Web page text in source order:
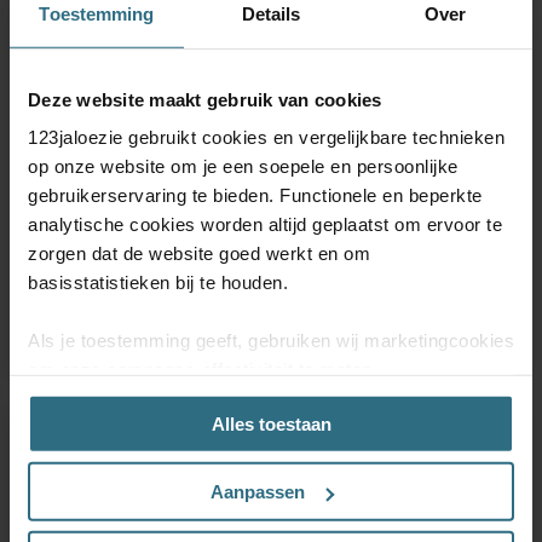
Toestemming Details Over
Deze website maakt gebruik van cookies
123jaloezie gebruikt cookies en vergelijkbare technieken
op onze website om je een soepele en persoonlijke
gebruikerservaring te bieden. Functionele en beperkte
analytische cookies worden altijd geplaatst om ervoor te
zorgen dat de website goed werkt en om
basisstatistieken bij te houden.
Als je toestemming geeft, gebruiken wij marketingcookies
(prestatiegerichte marketingcookies) en content op jouw
voorkeuren af te stemmen (advertentie- en
socialmediacookies). Deze cookies kunnen we inzetten
voor advertentie personalisaties. Met deze cookies
kunnen wij en derde partijen uw gedrag op onze website
Alles toestaan
Aanpassen
Aluminium jaloezie met
koord - Dauw mat
Voor iedere ruimte
Vanaf
€ 11,40 Advies€ 12,00
BESTEL GRATIS MONSTERS
Aluminium jaloezie met
koord - Dauw perf
Voor iedere ruimte
BESTEL GRATIS MONSTERS
-5% -5%